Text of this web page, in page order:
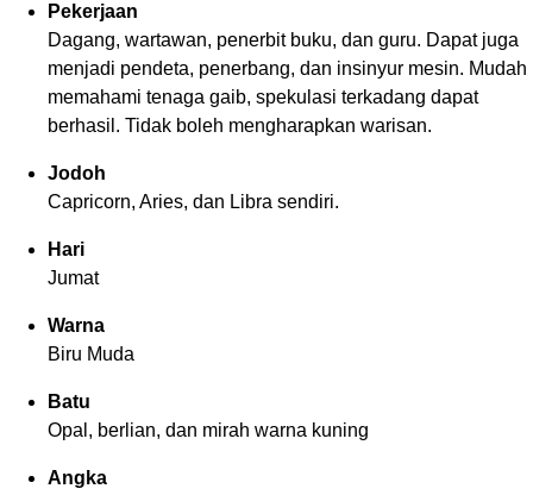
Pekerjaan
Dagang, wartawan, penerbit buku, dan guru. Dapat juga
menjadi pendeta, penerbang, dan insinyur mesin. Mudah
memahami tenaga gaib, spekulasi terkadang dapat
berhasil. Tidak boleh mengharapkan warisan.
Jodoh
Capricorn, Aries, dan Libra sendiri.
Hari
Jumat
Warna
Biru Muda
Batu
Opal, berlian, dan mirah warna kuning
Angka